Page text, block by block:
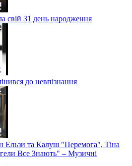
свій 31 день народження
до невпізнання
Ельзи та Калуш "Перемога", Тіна
Все Знають" – Музичні